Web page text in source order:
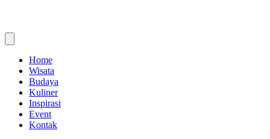
Home
Wisata
Budaya
Kuliner
Inspirasi
Event
Kontak